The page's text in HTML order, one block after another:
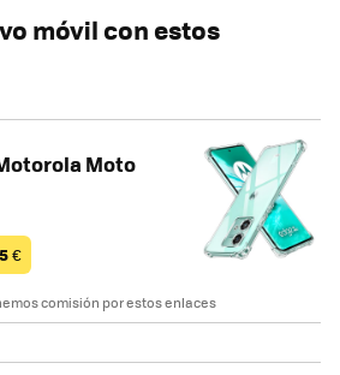
móvil con estos
Moto
€
comisión por estos enlaces